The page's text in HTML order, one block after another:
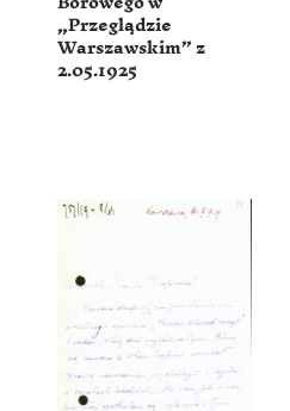
„Przeglądzie
Warszawskim” z
2.05.1925